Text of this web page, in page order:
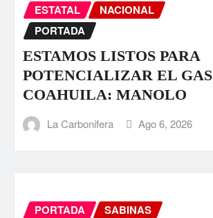
ESTATAL
NACIONAL
PORTADA
ESTAMOS LISTOS PARA
POTENCIALIZAR EL GAS
COAHUILA: MANOLO
La Carbonifera Ago 6, 2026
PORTADA SABINAS